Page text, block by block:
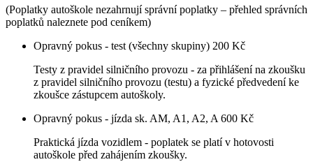
(Poplatky autoškole nezahrnují správní poplatky – přehled správních
poplatků naleznete pod ceníkem)
Opravný pokus - test (všechny skupiny) 200 Kč
Testy z pravidel silničního provozu - za přihlášení na zkoušku
z pravidel silničního provozu (testu) a fyzické předvedení ke
zkoušce zástupcem autoškoly.
Opravný pokus - jízda sk. AM, A1, A2, A 600 Kč
Praktická jízda vozidlem - poplatek se platí v hotovosti
autoškole před zahájením zkoušky.